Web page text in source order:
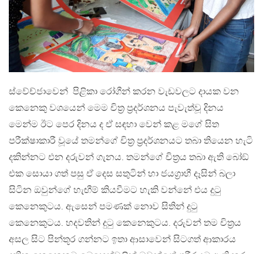
ස්වේච්ජාවෙන් පිළිකා රෝගීන් කරන වැඩවලට දායක වන
කෙනෙකු වශයෙන් මෙම චිත‍්‍ර ප‍්‍රදර්ශනය පැවැත්වූ දිනය
මෙන්ම ඊට පෙර දිනය ද ඒ සඳහා වෙන් කළ මගේ සිත
පරීක්ෂාකාරී වූයේ තමන්ගේ චිත‍්‍ර ප‍්‍රදර්ශනයට තබා තියෙන හැටි
දකින්නට එන දරුවන් ගැනය. තමන්ගේ චිත‍්‍රය තබා ඇති බෝඞ්
එක සොයා ගත් පසු ඒ දෙස සතුටින් හා ජයග‍්‍රාහී දෑසින් බලා
සිටින ඔවුන්ගේ හැඟීම් කියවීමට හැකි වන්නේ එය දුටු
කෙනෙකුටය. ඇසෙන් පමණක් නොව සිතින් දුටු
කෙනෙකුටය. හදවතින් දුටු කෙනෙකුටය. දරුවන් තම චිත‍්‍රය
අසල සිට පින්තූර ගන්නට ඉතා ආසාවෙන් සිටගත් ආකාරය